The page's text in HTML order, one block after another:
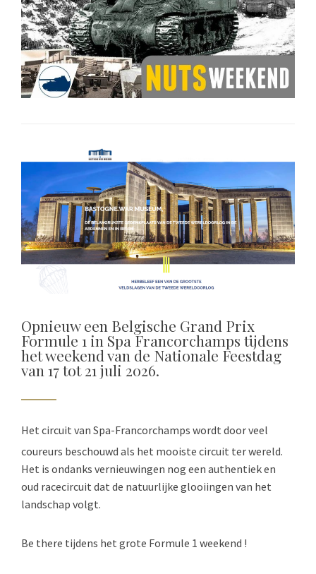
Opnieuw een Belgische Grand Prix
Formule 1 in Spa Francorchamps tijdens
het weekend van de Nationale Feestdag
van 17 tot 21 juli 2026.
Het circuit van Spa-Francorchamps wordt door veel
coureurs beschouwd als het mooiste circuit ter wereld.
Het is ondanks vernieuwingen nog een authentiek en
oud racecircuit dat de natuurlijke glooiingen van het
landschap volgt.
Be there tijdens het grote Formule 1 weekend !